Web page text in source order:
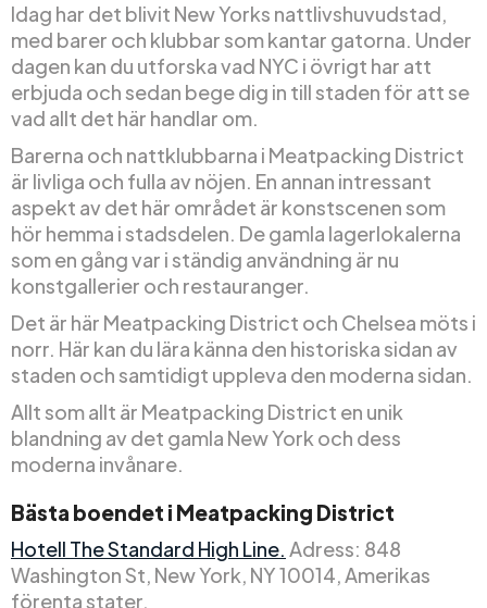
Idag har det blivit New Yorks nattlivshuvudstad,
med barer och klubbar som kantar gatorna. Under
dagen kan du utforska vad NYC i övrigt har att
erbjuda och sedan bege dig in till staden för att se
vad allt det här handlar om.
Barerna och nattklubbarna i Meatpacking District
är livliga och fulla av nöjen. En annan intressant
aspekt av det här området är konstscenen som
hör hemma i stadsdelen. De gamla lagerlokalerna
som en gång var i ständig användning är nu
konstgallerier och restauranger.
Det är här Meatpacking District och Chelsea möts i
norr. Här kan du lära känna den historiska sidan av
staden och samtidigt uppleva den moderna sidan.
Allt som allt är Meatpacking District en unik
blandning av det gamla New York och dess
moderna invånare.
Bästa boendet i Meatpacking District
Hotell The Standard High Line. Adress: 848
Washington St, New York, NY 10014, Amerikas
förenta stater.